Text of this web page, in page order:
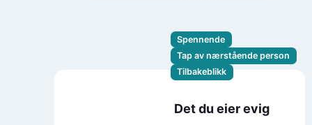
Spennende
Tap av nærstående person
Tilbakeblikk
Det du eier evig